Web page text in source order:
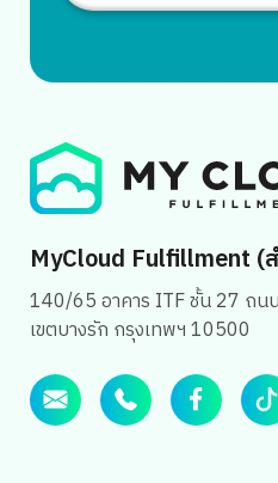
MyCloud Fulfillment (
140/65 อาคาร ITF ชั้น 27 ถน
เขตบางรัก กรุงเทพฯ 10500